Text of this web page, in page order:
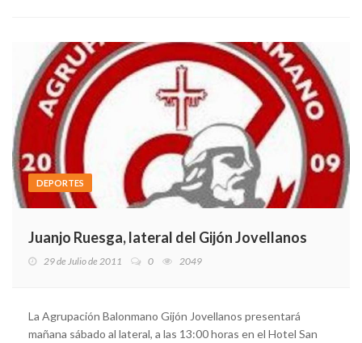
DEPORTES
Juanjo Ruesga, lateral del Gijón Jovellanos
29 de Julio de 2011 0 2049
La Agrupación Balonmano Gijón Jovellanos presentará
mañana sábado al lateral, a las 13:00 horas en el Hotel San